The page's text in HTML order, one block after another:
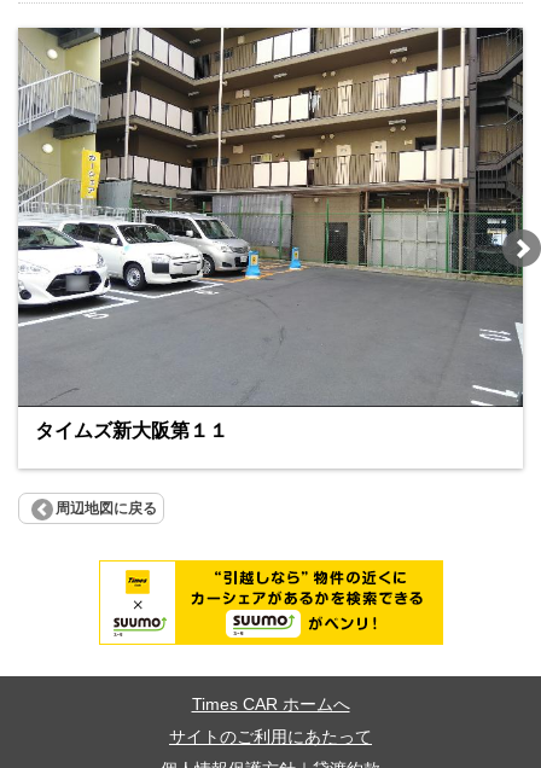
タイムズ新大阪第１１
周辺地図に戻る
Times CAR ホームへ
サイトのご利用にあたって